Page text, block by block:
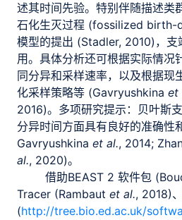
述其时间先验。特别伴随描述类
石化生灭过程 (fossilized birth-
模型的提出 (Stadler, 2010)，支
用。具体分析还可根据实际情况
同分异和采样速率，以及根据现
化采样策略等 (Gavryushkina et
2016)。多项研究提示：贝叶斯
分异时间方面具有良好的准确性
Gavryushkina et al., 2014;
al., 2020)。
借助BEAST 2 软件包
Tracer (Rambaut et al., 2018)
(http://tree.bio.ed.ac.uk/